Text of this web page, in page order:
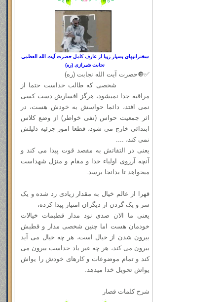
سخنرانیهای بسیار زیبا از عارف کامل حضرت آیت الله العظمی
نجابت شیرازی (ره)
✅🔘حضرت آیت الله نجابت (ره)
شخصی که طالب خداست حتما از
مراقبه جدا نمیشود، هرگز افسارش دست کسی
نمی افتد، دائما حواسش به خودش هست، در
اثر جمعیت حواس (نفی خواطر) از وضع کلاس
ابتدائی خارج می شود، قطعا امور جزئیه ذلیلش
نمی کند، ....
یعنی در التفاتش به مقصد قوت پیدا می کند و
آنچه آرزوی اولیاء خدا و مقام و منزل شهداست
میخواهد تا بدانجا برسد.
قهرا از عالم خیال به مقدار زیادی رد شده و یک
سر و یک گردن از دیگران امتیاز پیدا کرده،
یعنی ما الان صدی نود مدار قطبمات خیالات
خودمان هست اما چنین شخصی مدار و قطبش
بیرون شدن از خیال است، هر چه خیال می آید
بیرون می کند، هر چه غیر یاد خداست بیرون می
کند و تمام موضوعات و کارهای خودش را یواش
یواش تحویل خدا میدهد.
شرح کلمات قصار